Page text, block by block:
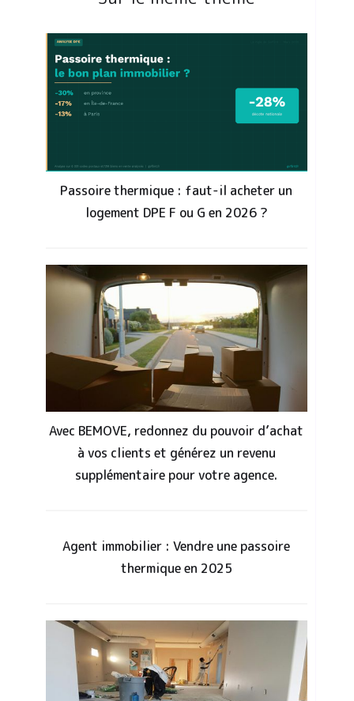
Passoire thermique : faut-il acheter un
logement DPE F ou G en 2026 ?
Avec BEMOVE, redonnez du pouvoir d’achat
à vos clients et générez un revenu
supplémentaire pour votre agence.
Agent immobilier : Vendre une passoire
thermique en 2025